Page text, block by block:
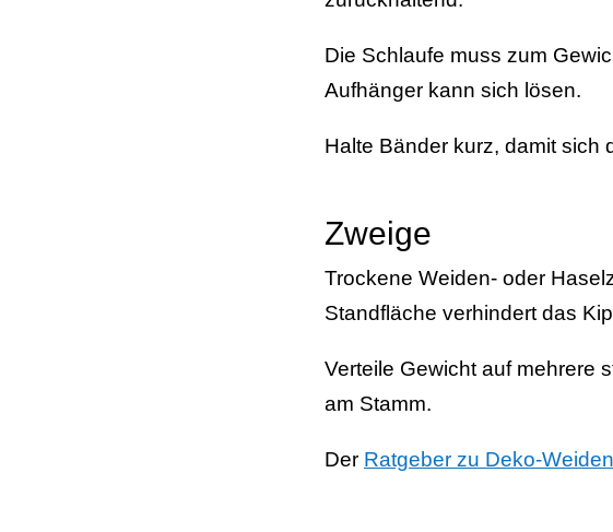
Die Schlaufe muss zum
Aufhänger kann sich lösen.
Halte Bänder kurz, damit sich
Zweige
Trockene Weiden- oder
Standfläche verhindert das
Verteile Gewicht auf mehrere
am Stamm.
Der Ratgeber zu Deko-